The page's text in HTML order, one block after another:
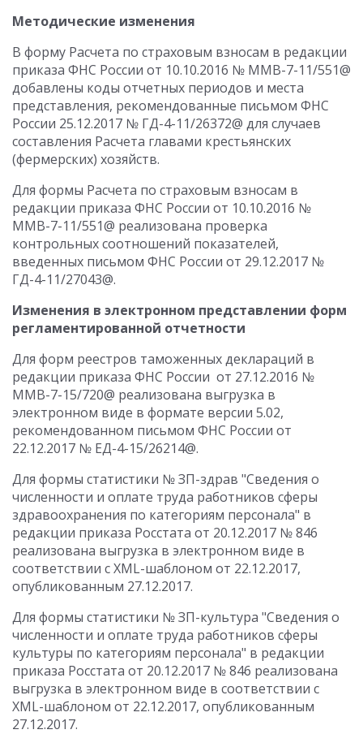
Методические изменения
В форму Расчета по страховым взносам в редакции
приказа ФНС России от 10.10.2016 № ММВ-7-11/551@
добавлены коды отчетных периодов и места
представления, рекомендованные письмом ФНС
России 25.12.2017 № ГД-4-11/26372@ для случаев
составления Расчета главами крестьянских
(фермерских) хозяйств.
Для формы Расчета по страховым взносам в
редакции приказа ФНС России от 10.10.2016 №
ММВ-7-11/551@ реализована проверка
контрольных соотношений показателей,
введенных письмом ФНС России от 29.12.2017 №
ГД-4-11/27043@.
Изменения в электронном представлении форм
регламентированной отчетности
Для форм реестров таможенных деклараций в
редакции приказа ФНС России от 27.12.2016 №
ММВ-7-15/720@ реализована выгрузка в
электронном виде в формате версии 5.02,
рекомендованном письмом ФНС России от
22.12.2017 № ЕД-4-15/26214@.
Для формы статистики № ЗП-здрав "Сведения о
численности и оплате труда работников сферы
здравоохранения по категориям персонала" в
редакции приказа Росстата от 20.12.2017 № 846
реализована выгрузка в электронном виде в
соответствии с XML-шаблоном от 22.12.2017,
опубликованным 27.12.2017.
Для формы статистики № ЗП-культура "Сведения о
численности и оплате труда работников сферы
культуры по категориям персонала" в редакции
приказа Росстата от 20.12.2017 № 846 реализована
выгрузка в электронном виде в соответствии с
XML-шаблоном от 22.12.2017, опубликованным
27.12.2017.